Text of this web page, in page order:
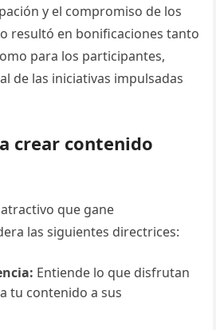
y el compromiso de los
resultó en bonificaciones tanto
para los participantes,
de las iniciativas impulsadas
crear contenido
que gane
las siguientes directrices:
Entiende lo que disfrutan
tu contenido a sus